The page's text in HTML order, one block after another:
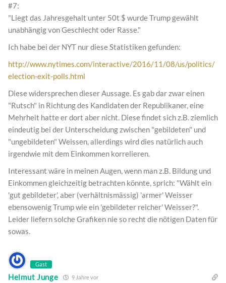
#7:
"Liegt das Jahresgehalt unter 50t $ wurde Trump gewählt
unabhängig von Geschlecht oder Rasse."
Ich habe bei der NYT nur diese Statistiken gefunden:
http://www.nytimes.com/interactive/2016/11/08/us/politics/
election-exit-polls.html
Diese widersprechen dieser Aussage. Es gab dar zwar einen
"Rutsch" in Richtung des Kandidaten der Republikaner, eine
Mehrheit hatte er dort aber nicht. Diese findet sich z.B. ziemlich
eindeutig bei der Unterscheidung zwischen "gebildeten" und
"ungebildeten" Weissen, allerdings wird dies natürlich auch
irgendwie mit dem Einkommen korrelieren.
Interessant wäre in meinen Augen, wenn man z.B. Bildung und
Einkommen gleichzeitig betrachten könnte, sprich: "Wählt ein
'gut gebildeter', aber (verhältnismässig) 'armer' Weisser
ebensowenig Trump wie ein 'gebildeter reicher' Weisser?".
Leider liefern solche Grafiken nie so recht die nötigen Daten für
sowas.
Gast
Helmut Junge 9 Jahre vor